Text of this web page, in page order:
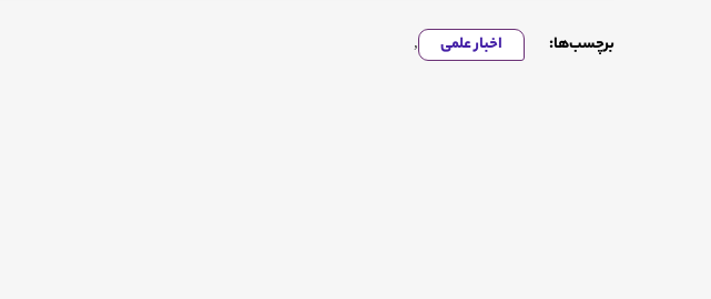
برچسب‌ها: اخبار علمی ,